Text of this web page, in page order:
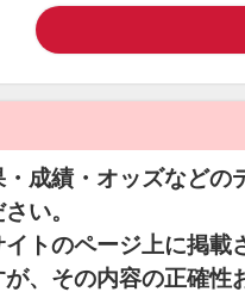
・成績・オッズなどの
い。
イトのページ上に掲載
が、その内容の正確